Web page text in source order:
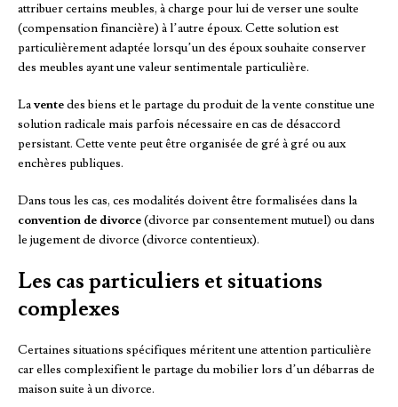
attribuer certains meubles, à charge pour lui de verser une soulte
(compensation financière) à l’autre époux. Cette solution est
particulièrement adaptée lorsqu’un des époux souhaite conserver
des meubles ayant une valeur sentimentale particulière.
Laventedes biens et le partage du produit de la vente constitue une
solution radicale mais parfois nécessaire en cas de désaccord
persistant. Cette vente peut être organisée de gré à gré ou aux
enchères publiques.
Dans tous les cas, ces modalités doivent être formalisées dans la
convention de divorce(divorce par consentement mutuel) ou dans
le jugement de divorce (divorce contentieux).
Les cas particuliers et situations
complexes
Certaines situations spécifiques méritent une attention particulière
car elles complexifient le partage du mobilier lors d’un débarras de
maison suite à un divorce.